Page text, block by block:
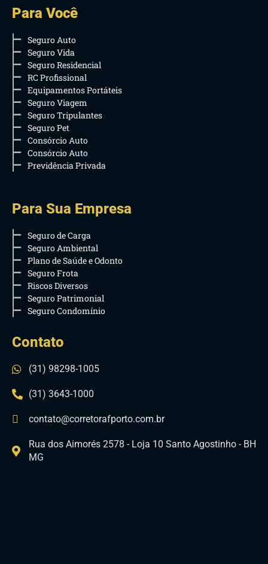
Para Você
Seguro Auto
Seguro Vida
Seguro Residencial
RC Profissional
Equipamentos Portáteis
Seguro Viagem
Seguro Tripulantes
Seguro Pet
Consórcio Auto
Consórcio Auto
Previdência Privada
Para Sua Empresa
Seguro de Carga
Seguro Ambiental
Plano de Saúde e Odonto
Seguro Frota
Riscos Diversos
Seguro Patrimonial
Seguro Condomínio
Contato
(31) 98298-1005
(31) 3643-1000
contato@corretorafporto.com.br
Rua dos Aimorés 2578 - Loja 10 Santo Agostinho - BH
MG